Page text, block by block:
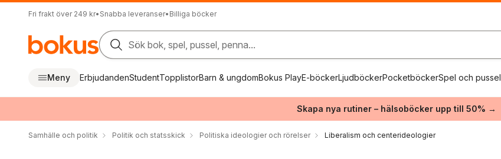
Fri frakt över 249 kr• Snabba leveranser• Billiga böcker
Sök bok, spel, pussel, penna...
Meny ErbjudandenStudentTopplistorBarn & ungdomBokus PlayE-böckerLjudböckerPocketböckerSpel och pussel
Skapa nya rutiner – hälsoböcker upp till 50% →
Samhälle och politik Politik och statsskick Politiska ideologier och rörelser Liberalism och centerideologier